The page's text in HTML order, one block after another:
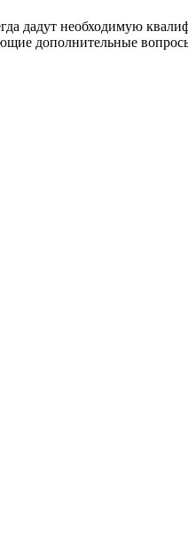
необходимую
дополнительные